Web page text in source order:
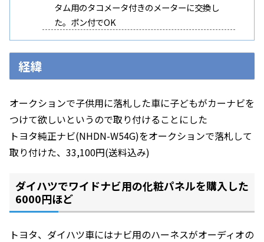
タム用のタコメータ付きのメーターに交換し
た。ポン付でOK
経緯
オークションで子供用に落札した車に子どもがカーナビを
つけて欲しいというので取り付けることにした
トヨタ純正ナビ(NHDN-W54G)をオークションで落札して
取り付けた、33,100円(送料込み)
ダイハツでワイドナビ用の化粧パネルを購入した
6000円ほど
トヨタ、ダイハツ車にはナビ用のハーネスがオーディオの